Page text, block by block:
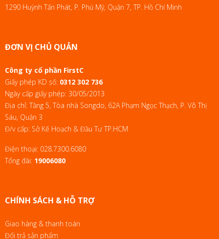
1290 Huỳnh Tấn Phát, P. Phú Mỹ, Quận 7, TP. Hồ Chí Minh
ĐƠN VỊ CHỦ QUẢN
Công ty cổ phần FirstC
Giấy phép KD số: 0312 302 736
Ngày cấp giấy phép: 30/05/2013
Địa chỉ: Tầng 5, Tòa nhà Songdo, 62A Phạm Ngọc Thạch, P. Võ Thị
Sáu, Quận 3
Đ/v cấp: Sở Kế Hoạch & Đầu Tư TP.HCM
Điện thoại: 028.7300.6080
Tổng đài: 19006080
CHÍNH SÁCH & HỖ TRỢ
Giao hàng & thanh toán
Đổi trả sản phẩm